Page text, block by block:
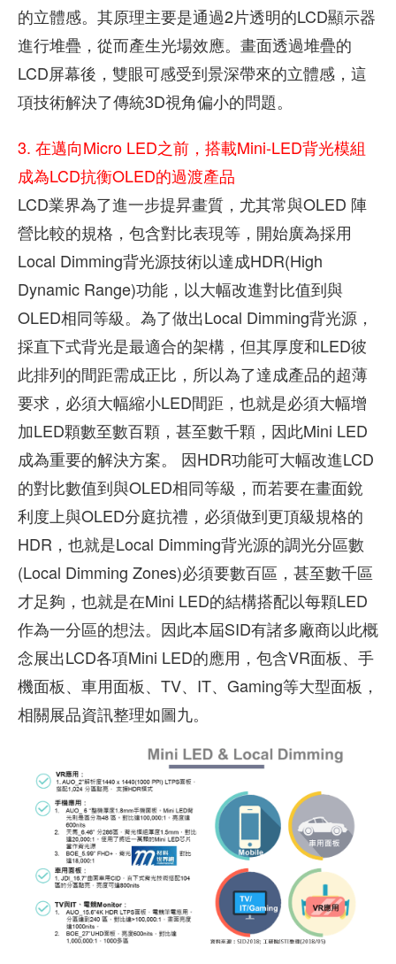
的立體感。其原理主要是通過2片透明的LCD顯示器
進行堆疊，從而產生光場效應。畫面透過堆疊的
LCD屏幕後，雙眼可感受到景深帶來的立體感，這
項技術解決了傳統3D視角偏小的問題。
3. 在邁向Micro LED之前，搭載Mini-LED背光模組
成為LCD抗衡OLED的過渡產品
LCD業界為了進一步提昇畫質，尤其常與OLED 陣
營比較的規格，包含對比表現等，開始廣為採用
Local Dimming背光源技術以達成HDR(High
Dynamic Range)功能，以大幅改進對比值到與
OLED相同等級。為了做出Local Dimming背光源，
採直下式背光是最適合的架構，但其厚度和LED彼
此排列的間距需成正比，所以為了達成產品的超薄
要求，必須大幅縮小LED間距，也就是必須大幅增
加LED顆數至數百顆，甚至數千顆，因此Mini LED
成為重要的解決方案。 因HDR功能可大幅改進LCD
的對比數值到與OLED相同等級，而若要在畫面銳
利度上與OLED分庭抗禮，必須做到更頂級規格的
HDR，也就是Local Dimming背光源的調光分區數
(Local Dimming Zones)必須要數百區，甚至數千區
才足夠，也就是在Mini LED的結構搭配以每顆LED
作為一分區的想法。因此本屆SID有諸多廠商以此概
念展出LCD各項Mini LED的應用，包含VR面板、手
機面板、車用面板、TV、IT、Gaming等大型面板，
相關展品資訊整理如圖九。